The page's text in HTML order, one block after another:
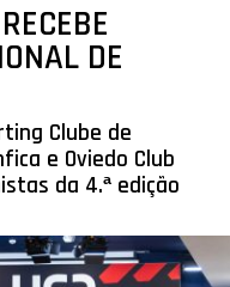
DE
Clube de
e Oviedo Club
da 4.ª edição